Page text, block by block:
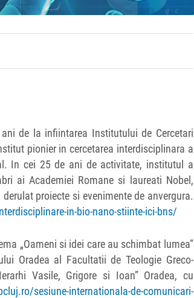
de la infiintarea Institutului de Cercetari
pionier in cercetarea interdisciplinara a
In cei 25 de ani de activitate, institutul a
ai Academiei Romane si laureati Nobel,
proiecte si evenimente de anvergura.
in-bio-nano-stiinte-ici-bns/
„Oameni si idei care au schimbat lumea”
Oradea al Facultatii de Teologie Greco-
Vasile, Grigore si Ioan” Oradea, cu
sesiune-internationala-de-comunicari-